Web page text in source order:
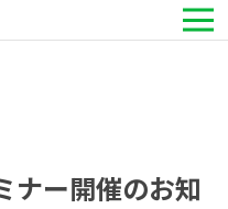
ナー開催のお知